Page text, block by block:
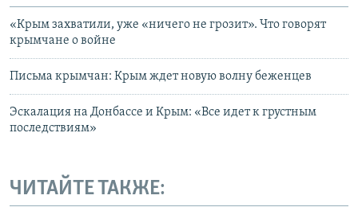
«Крым захватили, уже «ничего не грозит». Что говорят
крымчане о войне
Письма крымчан: Крым ждет новую волну беженцев
Эскалация на Донбассе и Крым: «Все идет к грустным
последствиям»
ЧИТАЙТЕ ТАКЖЕ: